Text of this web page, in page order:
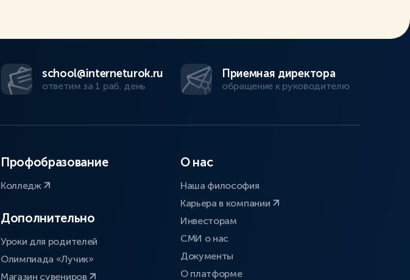
school@interneturok.ru
ответим за 1 раб. день
Приемная директора
обращение к руководителю
Профобразование
Колледж
Дополнительно
Уроки для родителей
Олимпиада «Лучик»
Магазин сувениров
О нас
Наша философия
Карьера в компании
Инвесторам
СМИ о нас
Документы
О платформе